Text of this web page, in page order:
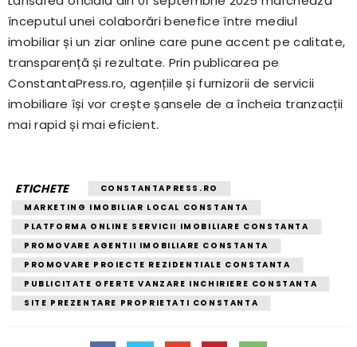
începutul unei colaborări benefice între mediul
imobiliar și un ziar online care pune accent pe calitate,
transparență și rezultate. Prin publicarea pe
ConstantaPress.ro, agențiile și furnizorii de servicii
imobiliare își vor crește șansele de a încheia tranzacții
mai rapid și mai eficient.
ETICHETE
CONSTANTAPRESS.RO
MARKETING IMOBILIAR LOCAL CONSTANTA
PLATFORMA ONLINE SERVICII IMOBILIARE CONSTANTA
PROMOVARE AGENTII IMOBILIARE CONSTANTA
PROMOVARE PROIECTE REZIDENTIALE CONSTANTA
PUBLICITATE OFERTE VANZARE INCHIRIERE CONSTANTA
SITE PREZENTARE PROPRIETATI CONSTANTA